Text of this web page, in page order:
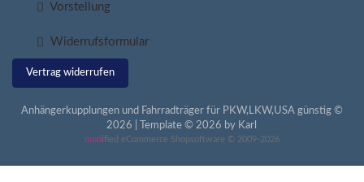
Vorstellung
Widerrufsformular
Vertrag widerrufen
Anhängerkupplungen und Fahrradträger für PKW,LKW,USA günstig ©
2026 | Template © 2026 by Karl
mod ified eCommerce Shopsoftware © 2009-2026